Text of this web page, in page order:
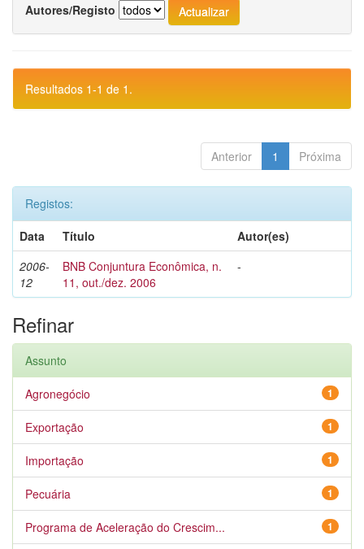
Autores/Registo
Resultados 1-1 de 1.
Anterior 1 Próxima
Registos:
Data
Título
Autor(es)
2006-
12
BNB Conjuntura Econômica, n.
11, out./dez. 2006
-
Refinar
Assunto
1
Agronegócio
1
Exportação
1
Importação
1
Pecuária
1
Programa de Aceleração do Crescim...